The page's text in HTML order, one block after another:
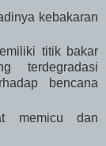
kebakaran
titik bakar
terdegradasi
bencana
memicu dan